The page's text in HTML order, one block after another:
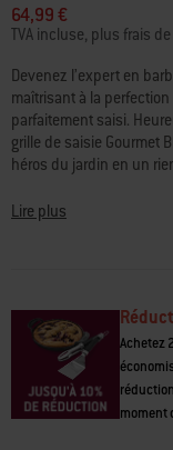
sur
5,
valeur
de
la
note
moyenne.
Read
249
Reviews.
sur
la
64,99 €
TVA incluse, plus frais
Devenez l’expert en
maîtrisant à la
parfaitement saisi.
grille de saisie Gourmet
héros du jardin en un
professionnelles et une
Lire plus
Achetez
moment